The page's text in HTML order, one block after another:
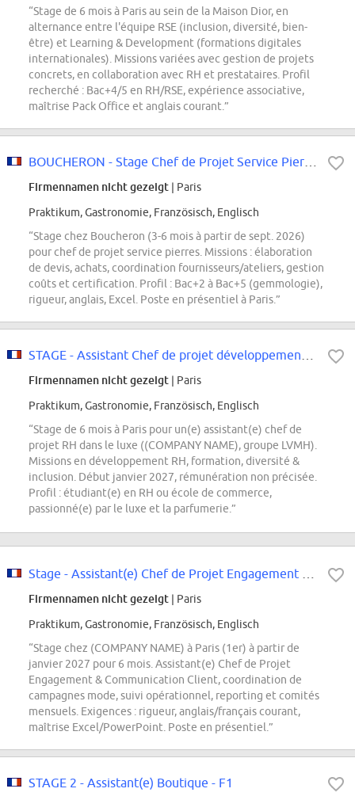
“Stage de 6 mois à Paris au sein de la Maison Dior, en
alternance entre l'équipe RSE (inclusion, diversité, bien-
être) et Learning & Development (formations digitales
internationales). Missions variées avec gestion de projets
concrets, en collaboration avec RH et prestataires. Profil
recherché : Bac+4/5 en RH/RSE, expérience associative,
maîtrise Pack Office et anglais courant.”
Firmennamen nicht gezeigt | Paris
Praktikum, Gastronomie, Französisch, Englisch
“Stage chez Boucheron (3-6 mois à partir de sept. 2026)
pour chef de projet service pierres. Missions : élaboration
de devis, achats, coordination fournisseurs/ateliers, gestion
coûts et certification. Profil : Bac+2 à Bac+5 (gemmologie),
rigueur, anglais, Excel. Poste en présentiel à Paris.”
Firmennamen nicht gezeigt | Paris
Praktikum, Gastronomie, Französisch, Englisch
“Stage de 6 mois à Paris pour un(e) assistant(e) chef de
projet RH dans le luxe ((COMPANY NAME), groupe LVMH).
Missions en développement RH, formation, diversité &
inclusion. Début janvier 2027, rémunération non précisée.
Profil : étudiant(e) en RH ou école de commerce,
passionné(e) par le luxe et la parfumerie.”
Firmennamen nicht gezeigt | Paris
Praktikum, Gastronomie, Französisch, Englisch
“Stage chez (COMPANY NAME) à Paris (1er) à partir de
janvier 2027 pour 6 mois. Assistant(e) Chef de Projet
Engagement & Communication Client, coordination de
campagnes mode, suivi opérationnel, reporting et comités
mensuels. Exigences : rigueur, anglais/français courant,
maîtrise Excel/PowerPoint. Poste en présentiel.”
STAGE 2 - Assistant(e) Boutique - F1